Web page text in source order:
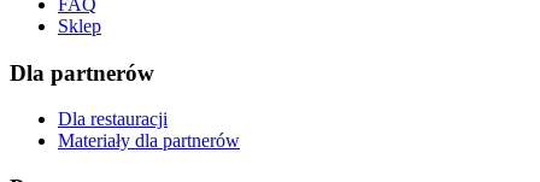
FAQ
Sklep
Dla partnerów
Dla restauracji
Materiały dla partnerów